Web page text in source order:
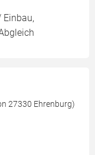
27330 Ehrenburg)